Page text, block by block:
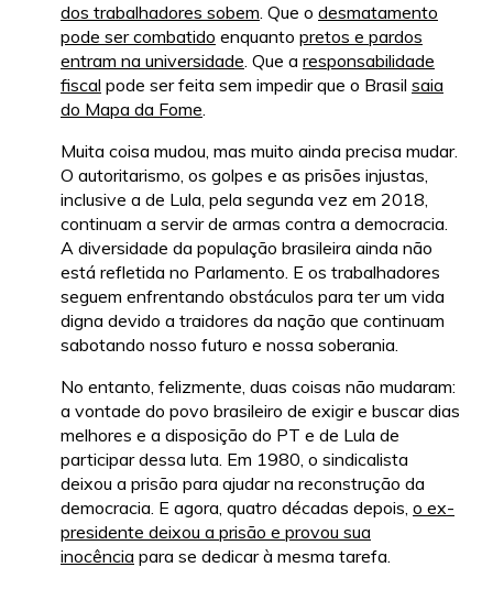
dos trabalhadores sobem. Que o desmatamento
pode ser combatido enquanto pretos e pardos
entram na universidade. Que a responsabilidade
fiscal pode ser feita sem impedir que o Brasil saia
do Mapa da Fome.
Muita coisa mudou, mas muito ainda precisa mudar.
O autoritarismo, os golpes e as prisões injustas,
inclusive a de Lula, pela segunda vez em 2018,
continuam a servir de armas contra a democracia.
A diversidade da população brasileira ainda não
está refletida no Parlamento. E os trabalhadores
seguem enfrentando obstáculos para ter um vida
digna devido a traidores da nação que continuam
sabotando nosso futuro e nossa soberania.
No entanto, felizmente, duas coisas não mudaram:
a vontade do povo brasileiro de exigir e buscar dias
melhores e a disposição do PT e de Lula de
participar dessa luta. Em 1980, o sindicalista
deixou a prisão para ajudar na reconstrução da
democracia. E agora, quatro décadas depois, o ex-
presidente deixou a prisão e provou sua
inocência para se dedicar à mesma tarefa.